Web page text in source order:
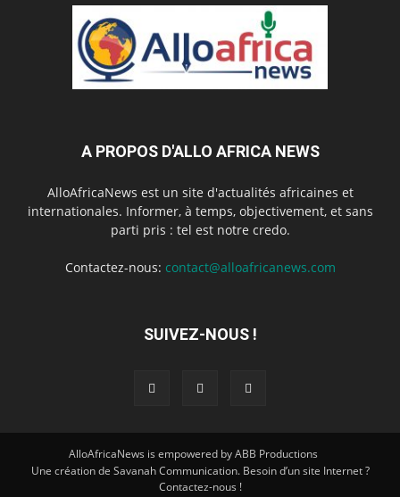
A PROPOS D'ALLO AFRICA NEWS
AlloAfricaNews est un site d'actualités africaines et
internationales. Informer, à temps, objectivement, et sans
parti pris : tel est notre credo.
Contactez-nous: contact@alloafricanews.com
SUIVEZ-NOUS !
AlloAfricaNews is empowered by ABB Productions
Une création de Savanah Communication. Besoin d’un site Internet ?
Contactez-nous !